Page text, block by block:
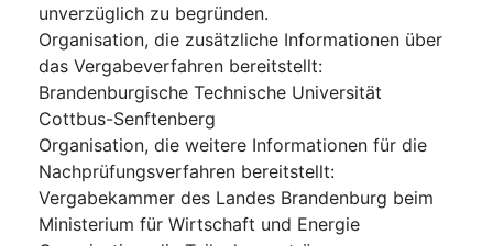
unverzüglich zu begründen.
Organisation, die zusätzliche Informationen über
das Vergabeverfahren bereitstellt:
Brandenburgische Technische Universität
Cottbus-Senftenberg
Organisation, die weitere Informationen für die
Nachprüfungsverfahren bereitstellt:
Vergabekammer des Landes Brandenburg beim
Ministerium für Wirtschaft und Energie